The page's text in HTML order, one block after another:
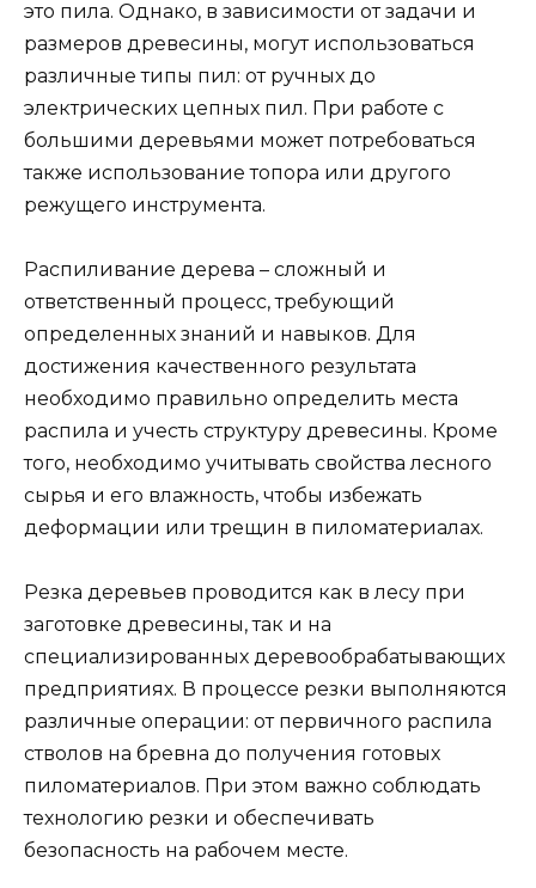
это пила. Однако, в зависимости от задачи и
размеров древесины, могут использоваться
различные типы пил: от ручных до
электрических цепных пил. При работе с
большими деревьями может потребоваться
также использование топора или другого
режущего инструмента.
Распиливание дерева – сложный и
ответственный процесс, требующий
определенных знаний и навыков. Для
достижения качественного результата
необходимо правильно определить места
распила и учесть структуру древесины. Кроме
того, необходимо учитывать свойства лесного
сырья и его влажность, чтобы избежать
деформации или трещин в пиломатериалах.
Резка деревьев проводится как в лесу при
заготовке древесины, так и на
специализированных деревообрабатывающих
предприятиях. В процессе резки выполняются
различные операции: от первичного распила
стволов на бревна до получения готовых
пиломатериалов. При этом важно соблюдать
технологию резки и обеспечивать
безопасность на рабочем месте.